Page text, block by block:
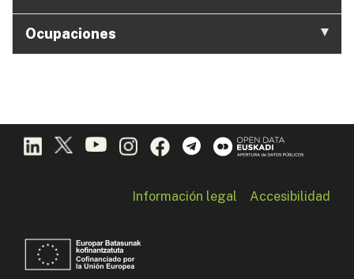
Ocupaciones
Información legal Accesibilidad